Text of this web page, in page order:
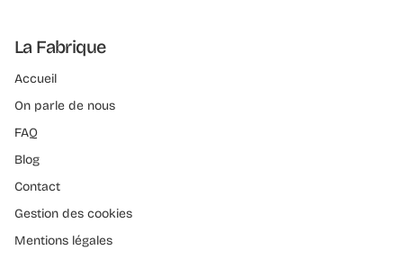
La Fabrique
Accueil
On parle de nous
FAQ
Blog
Contact
Gestion des cookies
Mentions légales